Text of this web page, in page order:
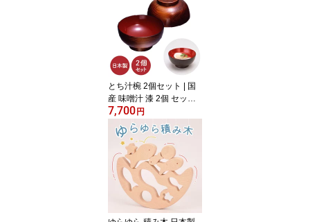
ホットプレート キッチン
用品 調理 料理 キッチン
ツール 酒井産業
とち汁椀 2個セット | 国
産 味噌汁 漆 2個 セット
国産 日本製 味噌汁椀 御
祝 木製 汁椀 お椀 椀 漆
うるし 漆器 食器 お椀 木
製 木 ご飯椀 椀 おしゃれ
シンプル プレゼント ギ
フト 酒井産業
7,700円